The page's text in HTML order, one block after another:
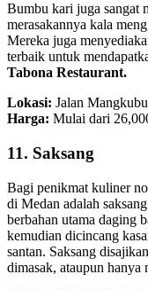
Bumbu kari juga sangat
merasakannya kala
Mereka juga
terbaik untuk
Tabona Restaurant.
Lokasi: Jalan
Harga: Mulai dari
11. Saksang
Bagi penikmat kuliner
di Medan adalah
berbahan utama daging
kemudian dicincang
santan. Saksang
dimasak, ataupun hanya